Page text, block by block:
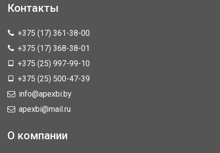
Контакты
+375 (17) 361-38-00
+375 (17) 368-38-01
+375 (25) 997-99-10
+375 (25) 500-47-39
info@apexbi.by
apexbi@mail.ru
О компании